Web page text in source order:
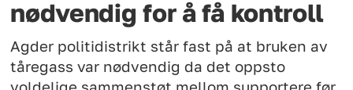
nødvendig for å få kontroll
Agder politidistrikt står fast på at bruken av
tåregass var nødvendig da det oppsto